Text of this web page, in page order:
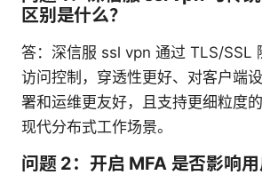
区别是什么？
答：深信服 ssl vpn 通过 TLS/SSL
访问控制，穿透性更好、对客户端
署和运维更友好，且支持更细粒度
现代分布式工作场景。
问题 2：开启 MFA 是否影响用